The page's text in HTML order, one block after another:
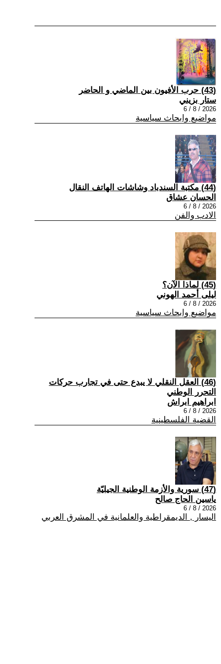
(43) حرب الأفيون بين الماضي و الحاضر
ستار بزيني
2026 / 8 / 6
مواضيع وابحاث سياسية
(44) مكتبة السندباد وشاشات الهاتف النقال
الحسان عشاق
2026 / 8 / 6
الادب والفن
(45) لماذا الآن؟
ليلى أحمد الهوني
2026 / 8 / 6
مواضيع وابحاث سياسية
(46) العقل النقلي لا يبدع حتى في تجارب حركات
التحرر الوطني
ابراهيم ابراش
2026 / 8 / 6
القضية الفلسطينية
(47) سورية والأزمة الوطنية الجيليّة
ياسين الحاج صالح
2026 / 8 / 6
اليسار , الديمقراطية والعلمانية في المشرق العربي